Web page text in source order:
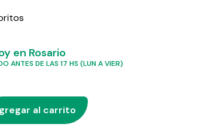
en Rosario
ANTES DE LAS 17 HS (LUN A VIER)
al carrito